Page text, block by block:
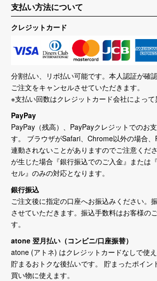
支払い方法について
クレジットカード
分割払い、リボ払い可能です。本人認証が確
ご注文をキャンセルさせていただきます。
※支払い回数はクレジットカード会社によって
PayPay
PayPay（残高）、PayPayクレジットでのお
す。 ブラウザがSafari、Chrome以外の場合、
連動されないことがありますのでご注意くだ
が生じた場合『銀行振込でのご入金』または
セル』のみの対応となります。
銀行振込
ご注文後に指定の口座へお振込みください。
させていただきます。振込手数料はお客様の
す。
atone 翌月払い（コンビニ/口座振替）
atone (アトネ) はクレジットカードなしで使
貯まるおトクな後払いです。 貯まったポイン
買い物に使えます。